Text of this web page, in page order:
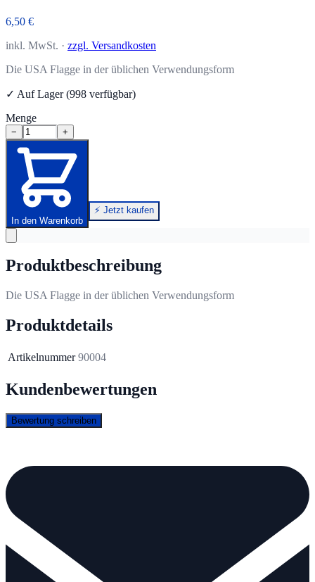
6,50 €
inkl. MwSt. · zzgl. Versandkosten
Die USA Flagge in der üblichen Verwendungsform
✓ Auf Lager (998 verfügbar)
Menge
− +
In den Warenkorb
⚡ Jetzt kaufen
Produktbeschreibung
Die USA Flagge in der üblichen Verwendungsform
Produktdetails
Artikelnummer 90004
Kundenbewertungen
Bewertung schreiben